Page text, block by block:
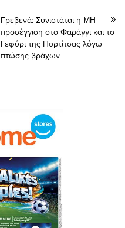
Γρεβενά: Συνιστάται η ΜΗ
προσέγγιση στο Φαράγγι και το
Γεφύρι της Πορτίτσας λόγω
πτώσης βράχων